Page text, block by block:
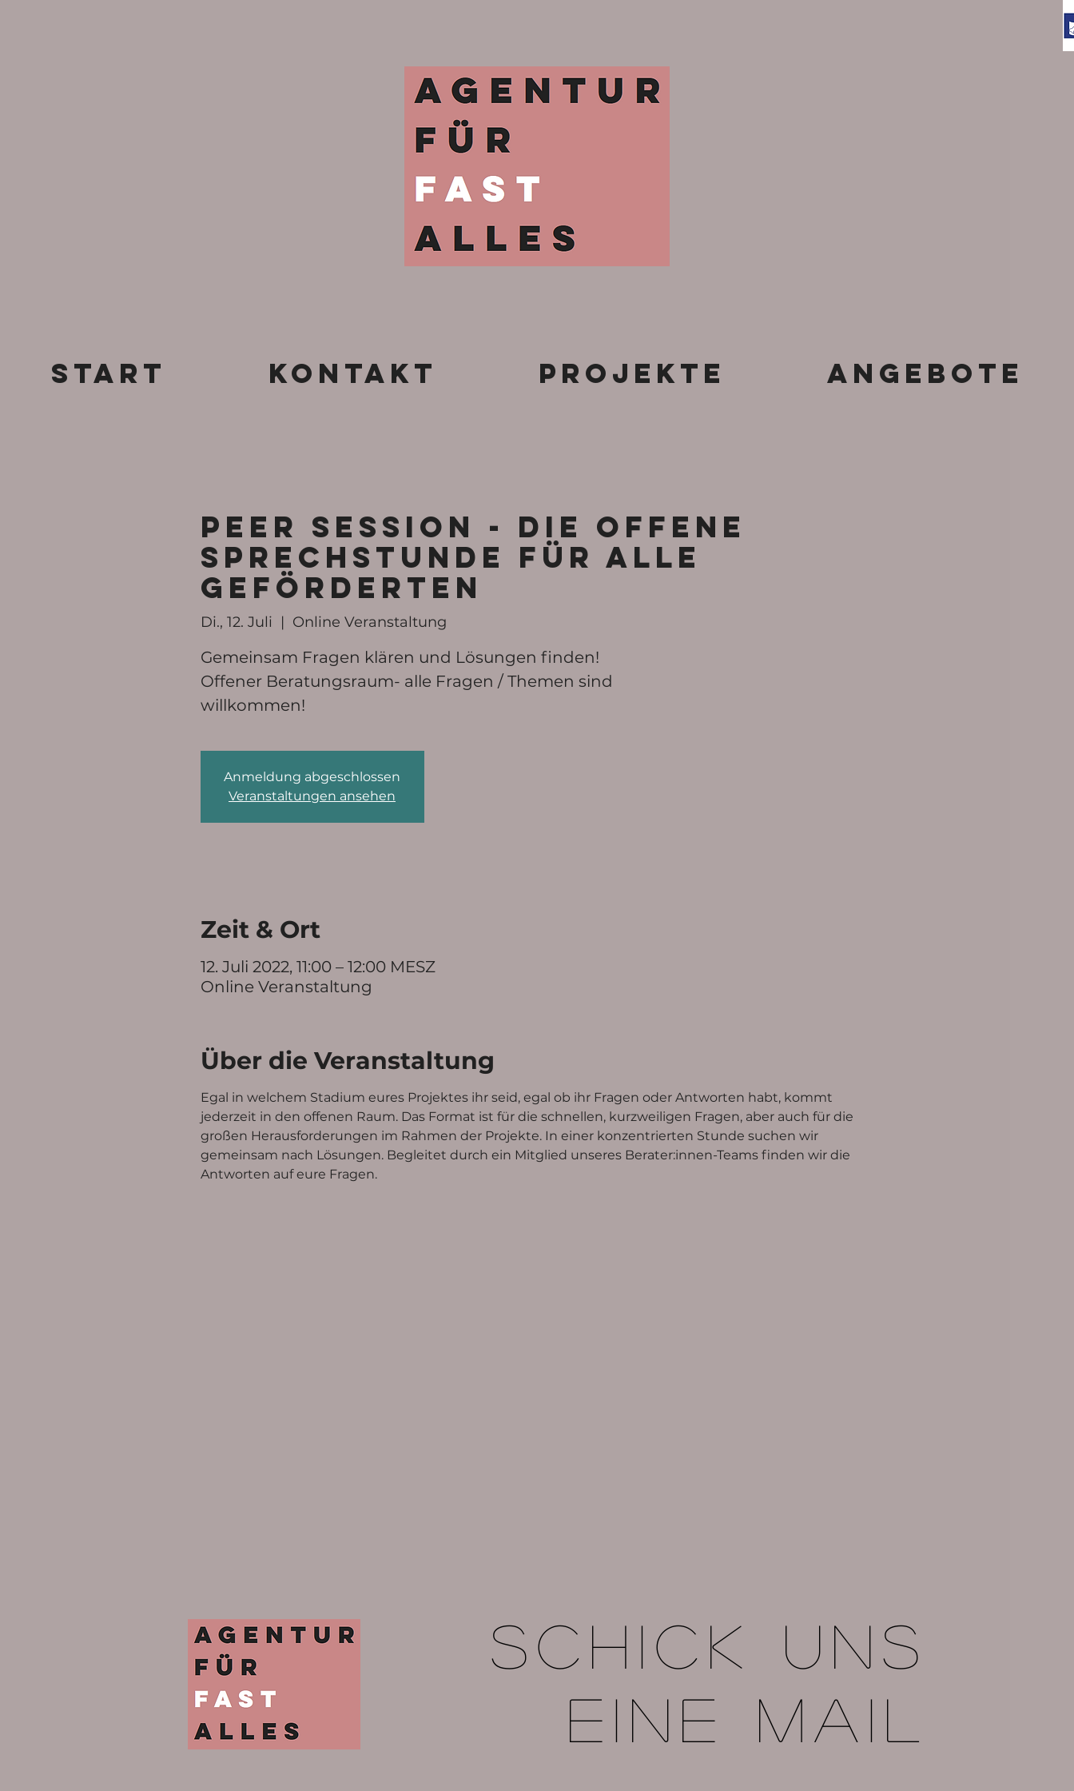
Start Kontakt Projekte Angebote
Peer Session - die offene
Sprechstunde für alle
Geförderten
Di., 12. Juli
  |
Online Veranstaltung
Gemeinsam Fragen klären und Lösungen finden!
Offener Beratungsraum- alle Fragen / Themen sind
willkommen!
Anmeldung abgeschlossen
Veranstaltungen ansehen
Zeit & Ort
12. Juli 2022, 11:00 – 12:00 MESZ
Online Veranstaltung
Über die Veranstaltung
Egal in welchem Stadium eures Projektes ihr seid, egal ob ihr Fragen oder Antworten habt, kommt
jederzeit in den offenen Raum. Das Format ist für die schnellen, kurzweiligen Fragen, aber auch für die
großen Herausforderungen im Rahmen der Projekte. In einer konzentrierten Stunde suchen wir
gemeinsam nach Lösungen. Begleitet durch ein Mitglied unseres Berater:innen-Teams finden wir die
Antworten auf eure Fragen.
Schick uns
eine mail